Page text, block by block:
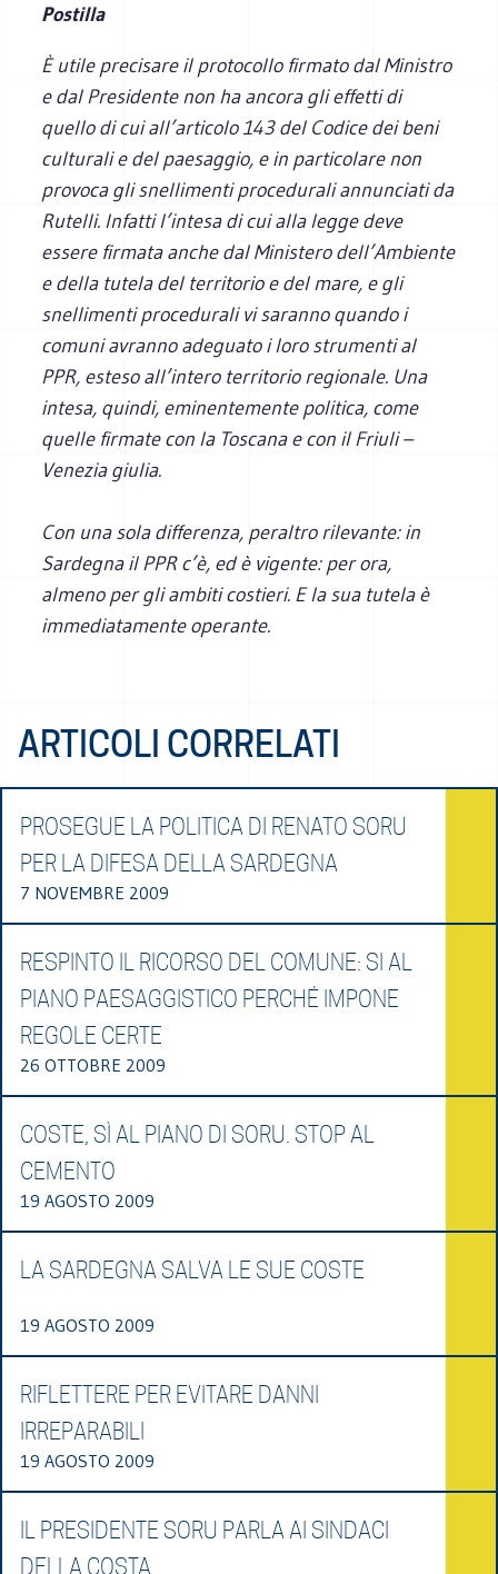
Postilla
È utile precisare il protocollo firmato dal Ministro
e dal Presidente non ha ancora gli effetti di
quello di cui all’articolo 143 del Codice dei beni
culturali e del paesaggio, e in particolare non
provoca gli snellimenti procedurali annunciati da
Rutelli. Infatti l’intesa di cui alla legge deve
essere firmata anche dal Ministero dell’Ambiente
e della tutela del territorio e del mare, e gli
snellimenti procedurali vi saranno quando i
comuni avranno adeguato i loro strumenti al
PPR, esteso all’intero territorio regionale. Una
intesa, quindi, eminentemente politica, come
quelle firmate con la Toscana e con il Friuli –
Venezia giulia.
Con una sola differenza, peraltro rilevante: in
Sardegna il PPR c’è, ed è vigente: per ora,
almeno per gli ambiti costieri. E la sua tutela è
immediatamente operante.
ARTICOLI CORRELATI
PROSEGUE LA POLITICA DI RENATO SORU
PER LA DIFESA DELLA SARDEGNA
7 NOVEMBRE 2009
RESPINTO IL RICORSO DEL COMUNE: SI AL
PIANO PAESAGGISTICO PERCHÉ IMPONE
REGOLE CERTE
26 OTTOBRE 2009
COSTE, SÌ AL PIANO DI SORU. STOP AL
CEMENTO
19 AGOSTO 2009
LA SARDEGNA SALVA LE SUE COSTE
19 AGOSTO 2009
RIFLETTERE PER EVITARE DANNI
IRREPARABILI
19 AGOSTO 2009
IL PRESIDENTE SORU PARLA AI SINDACI
DELLA COSTA